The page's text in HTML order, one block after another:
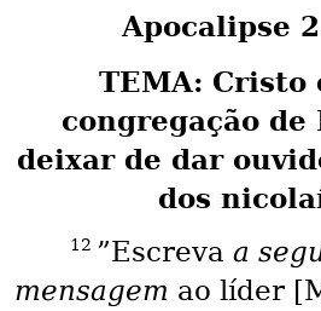
Apocalipse
TEMA: Cristo
congregação de
deixar de dar
dos
12 ”Escreva a
mensagem ao líder